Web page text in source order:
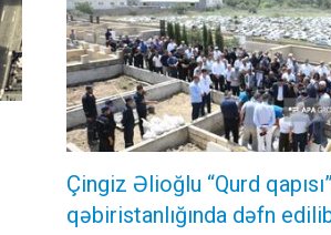
Çingiz Əlioğlu “Qurd qapısı”
qəbiristanlığında dəfn